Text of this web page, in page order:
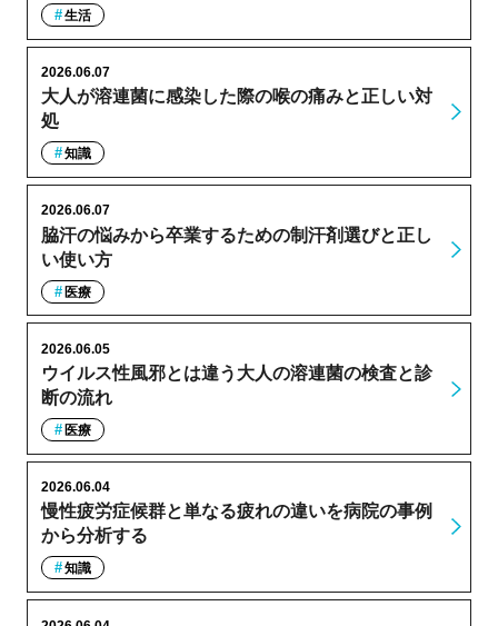
生活
大人が溶連菌に感染した際の喉の痛みと正しい対
処
2026.06.07
知識
脇汗の悩みから卒業するための制汗剤選びと正し
い使い方
2026.06.07
医療
ウイルス性風邪とは違う大人の溶連菌の検査と診
断の流れ
2026.06.05
医療
慢性疲労症候群と単なる疲れの違いを病院の事例
から分析する
2026.06.04
知識